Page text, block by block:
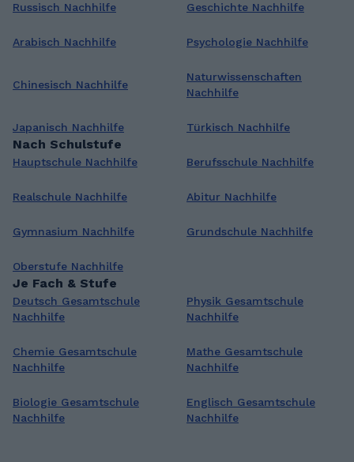
Russisch Nachhilfe Geschichte Nachhilfe
Arabisch Nachhilfe Psychologie Nachhilfe
Chinesisch Nachhilfe
Naturwissenschaften
Nachhilfe
Japanisch Nachhilfe Türkisch Nachhilfe
Nach Schulstufe
Hauptschule Nachhilfe Berufsschule Nachhilfe
Realschule Nachhilfe Abitur Nachhilfe
Gymnasium Nachhilfe Grundschule Nachhilfe
Oberstufe Nachhilfe
Je Fach & Stufe
Deutsch Gesamtschule
Nachhilfe
Physik Gesamtschule
Nachhilfe
Chemie Gesamtschule
Nachhilfe
Mathe Gesamtschule
Nachhilfe
Biologie Gesamtschule
Nachhilfe
Englisch Gesamtschule
Nachhilfe